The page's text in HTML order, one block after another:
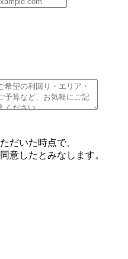
だいた時点で、
意したとみなします。